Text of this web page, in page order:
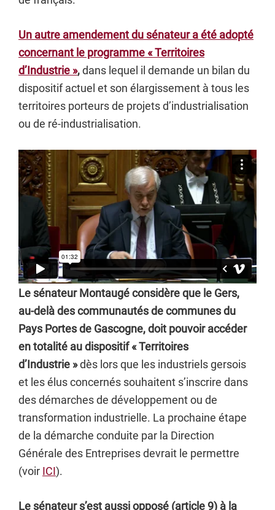
Un autre amendement du sénateur a été adopté
concernant le programme « Territoires
d’Industrie »,dans lequel il demande un bilan du
dispositif actuel et son élargissement à tous les
territoires porteurs de projets d’industrialisation
ou de ré-industrialisation.
Le sénateur Montaugé considère que le Gers,
au-delà des communautés de communes du
Pays Portes de Gascogne, doit pouvoir accéder
en totalité au dispositif « Territoires
d’Industrie »dès lors que les industriels gersois
et les élus concernés souhaitent s’inscrire dans
des démarches de développement ou de
transformation industrielle. La prochaine étape
de la démarche conduite par la Direction
Générale des Entreprises devrait le permettre
(voir ICI).
Le sénateur s’est aussi opposé (article 9) à la